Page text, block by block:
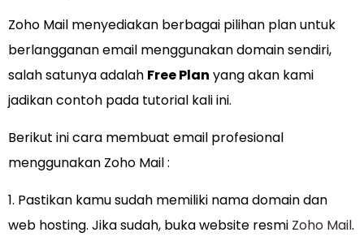
Zoho Mail menyediakan berbagai pilihan plan untuk
berlangganan email menggunakan domain sendiri,
salah satunya adalah Free Plan yang akan kami
jadikan contoh pada tutorial kali ini.
Berikut ini cara membuat email profesional
menggunakan Zoho Mail :
1. Pastikan kamu sudah memiliki nama domain dan
web hosting. Jika sudah, buka website resmi Zoho Mail.